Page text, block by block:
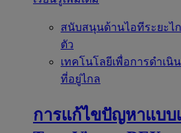
สนับสนุนด้านไอทีระยะไ
ตัว
เทคโนโลยีเพื่อการดำเนิ
ที่อยู่ไกล
การแก้ไขปัญหาแบบ